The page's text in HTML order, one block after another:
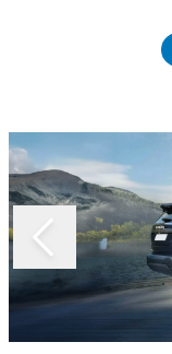
Slide 1 of 4